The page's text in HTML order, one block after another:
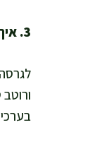
3. איך מתאימים את המתכון לטבעוני או צמחוני?